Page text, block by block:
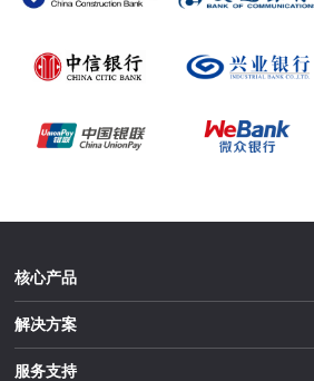
核心产品
解决方案
服务支持